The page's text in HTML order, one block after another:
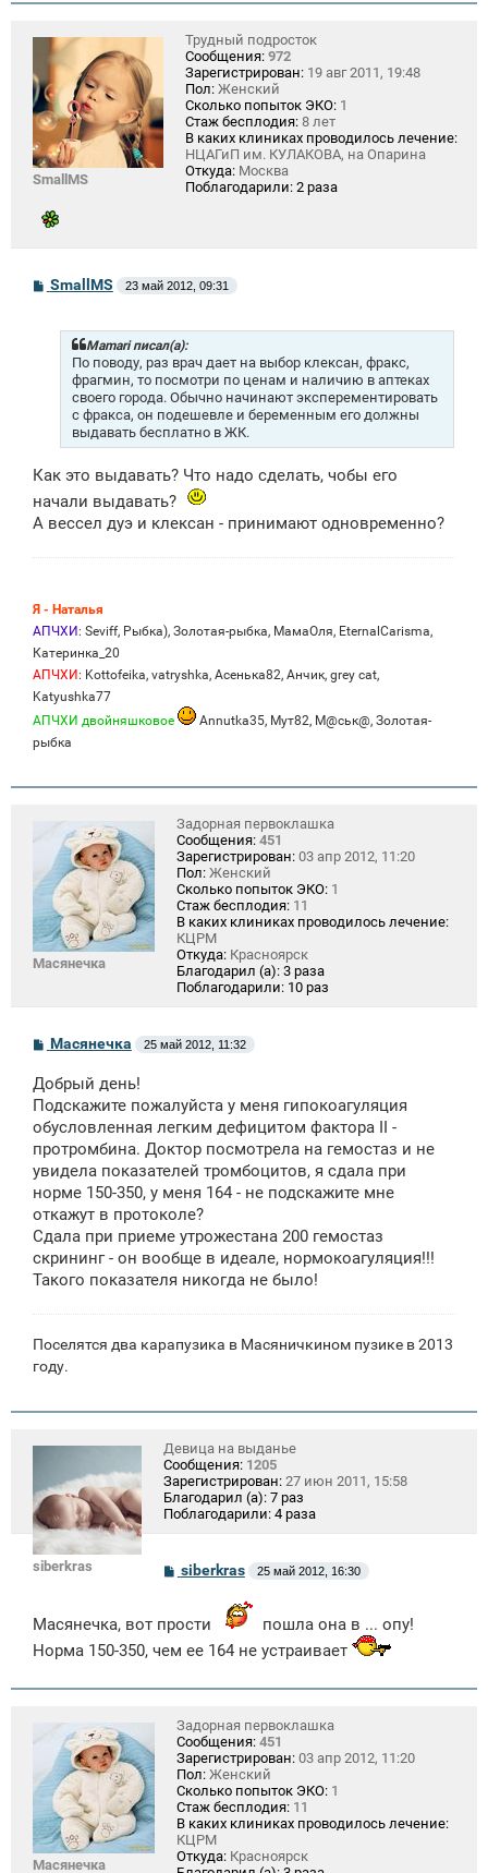
SmallMS
Трудный подросток
Сообщения: 972
Зарегистрирован: 19 авг 2011, 19:48
Пол: Женский
Сколько попыток ЭКО: 1
Стаж бесплодия: 8 лет
В каких клиниках проводилось лечение:
НЦАГиП им. КУЛАКОВА, на Опарина
Откуда: Москва
Поблагодарили: 2 раза
СSmallMS 23 май 2012, 09:31
Mamari писал(а):
По поводу, раз врач дает на выбор клексан, фракс,
фрагмин, то посмотри по ценам и наличию в аптеках
своего города. Обычно начинают эксперементировать
с фракса, он подешевле и беременным его должны
выдавать бесплатно в ЖК.
Как это выдавать? Что надо сделать, чобы его
начали выдавать?
А вессел дуэ и клексан - принимают одновременно?
Я - Наталья
АПЧХИ: Seviff, Рыбка), Золотая-рыбка, МамаОля, EternalCarisma,
Катеринка_20
АПЧХИ: Kottofeika, vatryshka, Асенька82, Анчик, grey cat,
Katyushka77
АПЧХИ двойняшковое
Аnnutka35, Мут82, М@ськ@, Золотая-
рыбка
Масянечка
Задорная первоклашка
Сообщения: 451
Зарегистрирован: 03 апр 2012, 11:20
Пол: Женский
Сколько попыток ЭКО: 1
Стаж бесплодия: 11
В каких клиниках проводилось лечение:
КЦРМ
Откуда: Красноярск
Благодарил (а): 3 раза
Поблагодарили: 10 раз
С
б
щ
е
н
и
Масянечка 25 май 2012, 11:32
Добрый день!
Подскажите пожалуйста у меня гипокоагуляция
обусловленная легким дефицитом фактора II -
протромбина. Доктор посмотрела на гемостаз и не
увидела показателей тромбоцитов, я сдала при
норме 150-350, у меня 164 - не подскажите мне
откажут в протоколе?
Сдала при приеме утрожестана 200 гемостаз
скрининг - он вообще в идеале, нормокоагуляция!!!
Такого показателя никогда не было!
Поселятся два карапузика в Масяничкином пузике в 2013
году.
siberkras
Девица на выданье
Сообщения: 1205
Зарегистрирован: 27 июн 2011, 15:58
Благодарил (а): 7 раз
Поблагодарили: 4 раза
С
щ
е
н
е
siberkras 25 май 2012, 16:30
Масянечка, вот прости
пошла она в ... опу!
Норма 150-350, чем ее 164 не устраивает
Масянечка
Задорная первоклашка
Сообщения: 451
Зарегистрирован: 03 апр 2012, 11:20
Пол: Женский
Сколько попыток ЭКО: 1
Стаж бесплодия: 11
В каких клиниках проводилось лечение:
КЦРМ
Откуда: Красноярск